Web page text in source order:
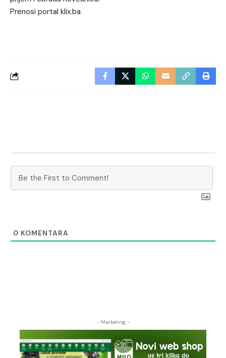
Prenosi portal klix.ba
0 KOMENTARA
- Marketing -